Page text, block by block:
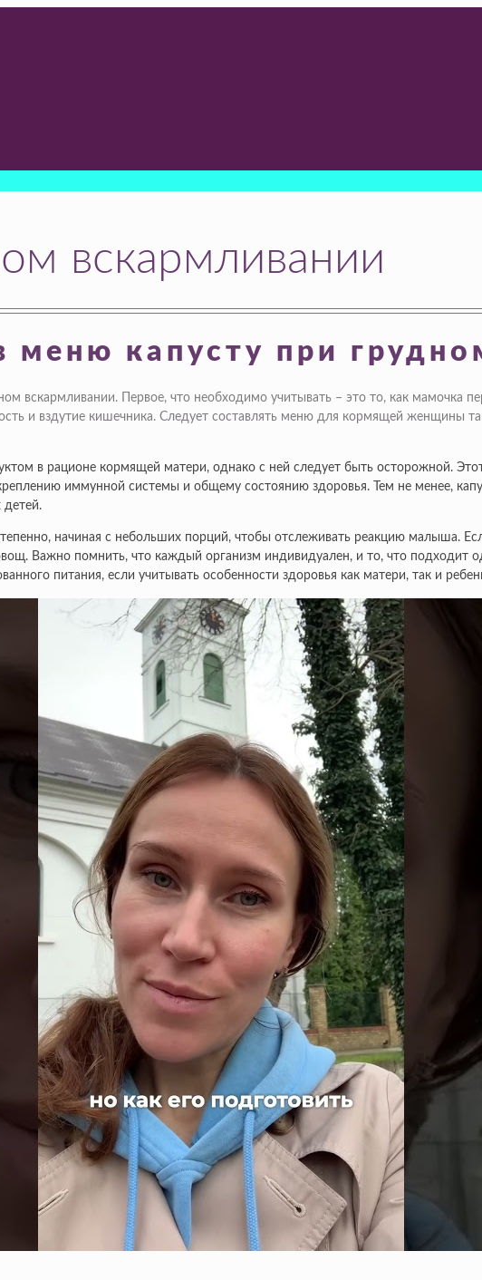
вскармливании
капусту при
вскармливании. Первое, что необходимо учитывать – это то, как мамочка
и вздутие кишечника. Следует составлять меню для кормящей женщины
в рационе кормящей матери, однако с ней следует быть осторожной.
иммунной системы и общему состоянию здоровья. Тем не менее,
детей.
начиная с небольших порций, чтобы отслеживать реакцию малыша.
Важно помнить, что каждый организм индивидуален, и то, что подходит
питания, если учитывать особенности здоровья как матери, так и